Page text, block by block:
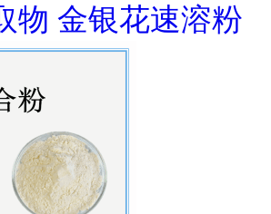
物 金银花速溶粉